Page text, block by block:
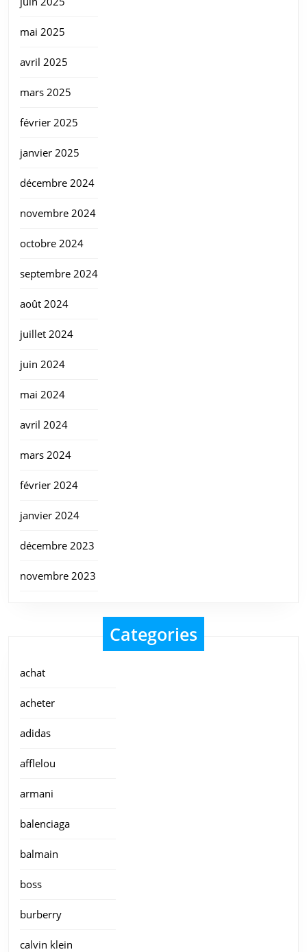
mai 2025
avril 2025
mars 2025
février 2025
janvier 2025
décembre 2024
novembre 2024
octobre 2024
septembre 2024
août 2024
juillet 2024
juin 2024
mai 2024
avril 2024
mars 2024
février 2024
janvier 2024
décembre 2023
novembre 2023
Categories
achat
acheter
adidas
afflelou
armani
balenciaga
balmain
boss
burberry
calvin klein